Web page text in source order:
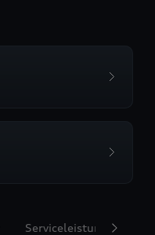
Serviceleistungen